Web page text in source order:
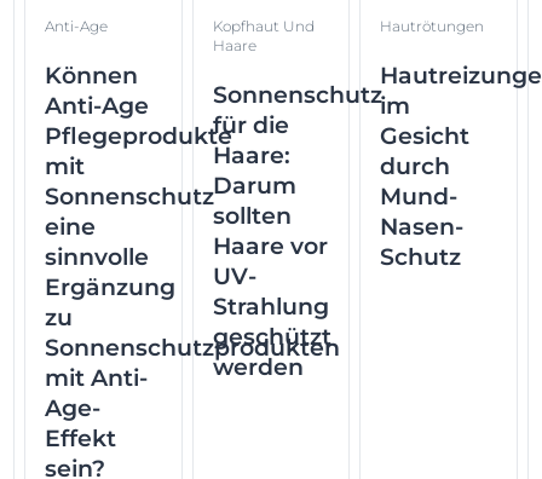
Anti-Age
Können
Anti-Age
Pflegeprodukte
mit
Sonnenschutz
eine
sinnvolle
Ergänzung
zu
Sonnenschutzprodukten
mit Anti-
Age-
Effekt
sein?
Kopfhaut Und
Haare
Sonnenschutz
für die
Haare:
Darum
sollten
Haare vor
UV-
Strahlung
geschützt
werden
Hautrötungen
im
Gesicht
durch
Mund-
Nasen-
Schutz